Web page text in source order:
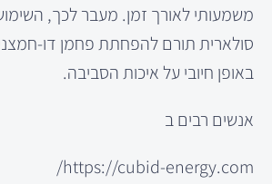
משמעותי לאורך זמן. מעבר לכך,
באופן חיובי על איכות הסביבה.
אנשים רבים ב
https://cubid-energy.com/